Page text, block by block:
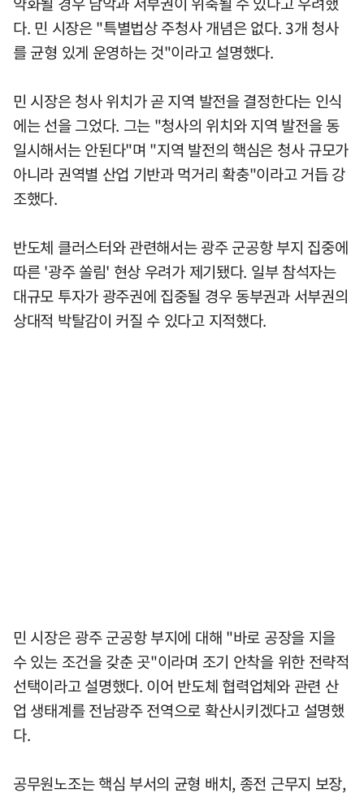
다. 민 시장은 "특별법상 주청사 개념은 없다. 3개 청사
를 균형 있게 운영하는 것"이라고 설명했다.
민 시장은 청사 위치가 곧 지역 발전을 결정한다는 인식
에는 선을 그었다. 그는 "청사의 위치와 지역 발전을 동
일시해서는 안된다"며 "지역 발전의 핵심은 청사 규모가
아니라 권역별 산업 기반과 먹거리 확충"이라고 거듭 강
조했다.
반도체 클러스터와 관련해서는 광주 군공항 부지 집중에
따른 '광주 쏠림' 현상 우려가 제기됐다. 일부 참석자는
대규모 투자가 광주권에 집중될 경우 동부권과 서부권의
상대적 박탈감이 커질 수 있다고 지적했다.
민 시장은 광주 군공항 부지에 대해 "바로 공장을 지을
수 있는 조건을 갖춘 곳"이라며 조기 안착을 위한 전략적
선택이라고 설명했다. 이어 반도체 협력업체와 관련 산
업 생태계를 전남광주 전역으로 확산시키겠다고 설명했
다.
공무원노조는 핵심 부서의 균형 배치, 종전 근무지 보장,